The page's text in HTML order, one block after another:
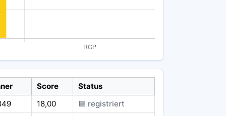
Score
Status
18,00
🟪 registriert